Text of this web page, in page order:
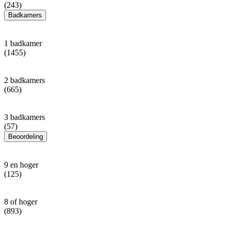
(243)
Badkamers
1 badkamer
(1455)
2 badkamers
(665)
3 badkamers
(57)
Beoordeling
9 en hoger
(125)
8 of hoger
(893)